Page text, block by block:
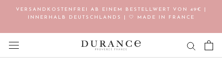
VERSANDKOSTENFREI AB EINEM BESTELLWERT VON 49€ |
INNERHALB DEUTSCHLANDS | 🤍 MADE IN FRANCE